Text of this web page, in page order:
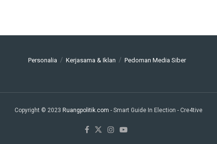
Personalia Kerjasama & Iklan Pedoman Media Siber
Copyright © 2023 Ruangpolitik.com - Smart Guide In Election - Cre4tive